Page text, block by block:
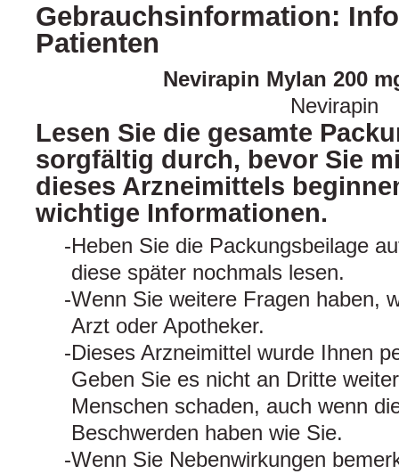
Gebrauchsinformation:
Patienten
Nevirapin Mylan 200
Nevirapin
Lesen Sie die gesamte
sorgfältig durch, bevor Sie
dieses Arzneimittels
wichtige Informationen.
Heben Sie die Packungsbeilage
diese später nochmals lesen.
Wenn Sie weitere Fragen haben,
Arzt oder Apotheker.
Dieses Arzneimittel wurde Ihnen
Geben Sie es nicht an Dritte
Menschen schaden, auch wenn
Beschwerden haben wie Sie.
Wenn Sie Nebenwirkungen